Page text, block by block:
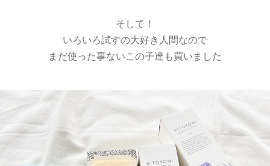
そして！
いろいろ試すの大好き人間なので
まだ使った事ないこの子達も買いました